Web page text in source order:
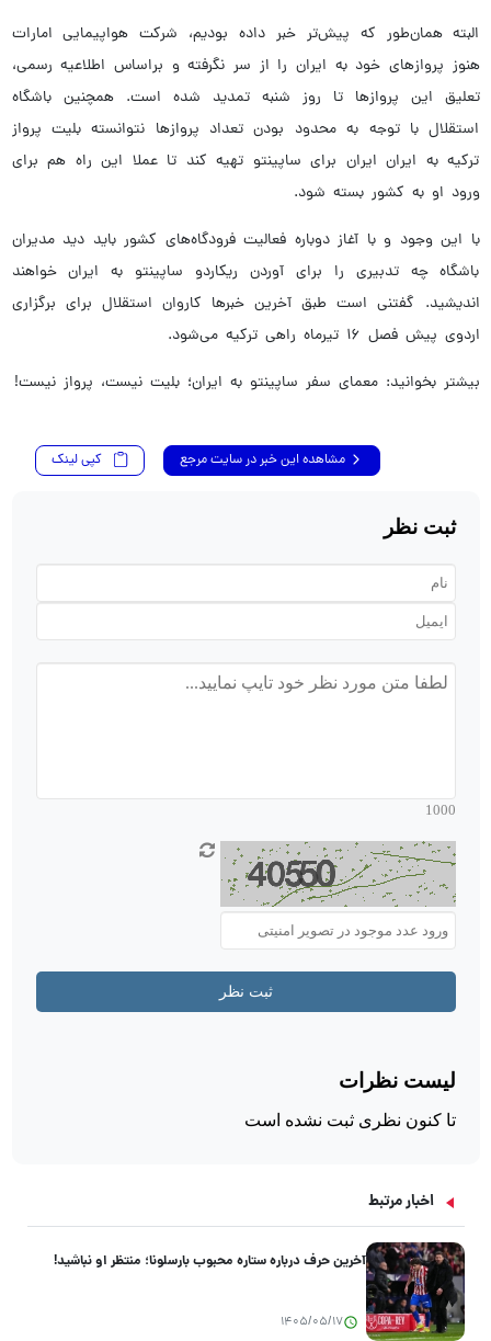
البته همان‌طور که پیش‌تر خبر داده بودیم، شرکت هواپیمایی امارات
هنوز پروازهای خود به ایران را از سر نگرفته و براساس اطلاعیه رسمی،
تعلیق این پروازها تا روز شنبه تمدید شده است. همچنین باشگاه
استقلال با توجه به‌ محدود بودن تعداد پروازها نتوانسته بلیت پرواز
ترکیه به ایران ایران برای ساپینتو تهیه کند تا عملا این راه هم برای
ورود او به کشور بسته شود.
با این وجود و با آغاز دوباره فعالیت فرودگاه‌های کشور باید دید مدیران
باشگاه چه تدبیری را برای آوردن ریکاردو ساپینتو به ایران خواهند
اندیشید. گفتنی است طبق آخرین خبرها کاروان استقلال برای برگزاری
اردوی پیش فصل ۱۶ تیرماه راهی ترکیه می‌شود.
بیشتر بخوانید: معمای سفر ساپینتو به ایران؛ بلیت نیست، پرواز نیست!
مشاهده این خبر در سایت مرجع کپی لینک
اخبار مرتبط
آخرین حرف درباره ستاره محبوب بارسلونا؛ منتظر او نباشید!
1405/05/17